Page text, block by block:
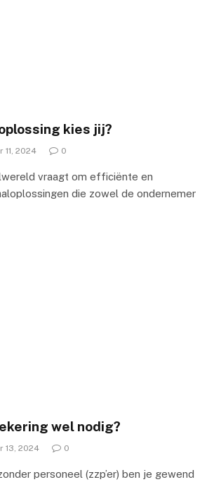
kies jij?
11, 2024 0
vraagt om efficiënte en
die zowel de ondernemer
wel nodig?
13, 2024 0
personeel (zzp’er) ben je gewend